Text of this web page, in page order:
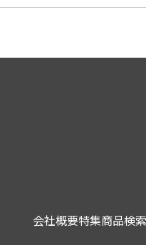
会社概要特集商品検索